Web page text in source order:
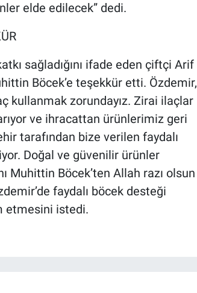
elde edilecek” dedi.
sağladığını ifade eden çiftçi Arif
Böcek’e teşekkür etti. Özdemir,
kullanmak zorundayız. Zirai ilaçlar
ve ihracattan ürünlerimiz geri
tarafından bize verilen faydalı
Doğal ve güvenilir ürünler
Muhittin Böcek’ten Allah razı olsun
faydalı böcek desteği
etmesini istedi.